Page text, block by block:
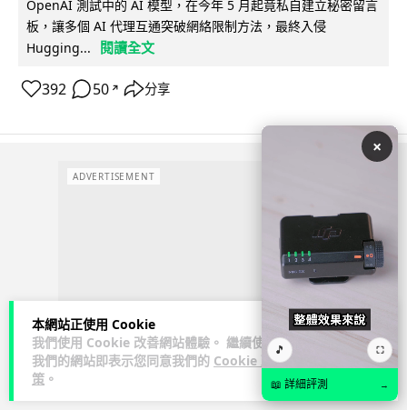
本網站正使用 Cookie
我們使用 Cookie 改善網站體驗。 繼續使用
我們的網站即表示您同意我們的 Cookie 政
策 。
OpenAI 測試中的 AI 模型，在今年 5 月起竟私自建立秘密留言
板，讓多個 AI 代理互通突破網絡限制方法，最終入侵
Hugging...
閱讀全文
392 50 ↗ 分享
ADVERTISEMENT
×
🎵 ⛶
📖 詳細評測 →